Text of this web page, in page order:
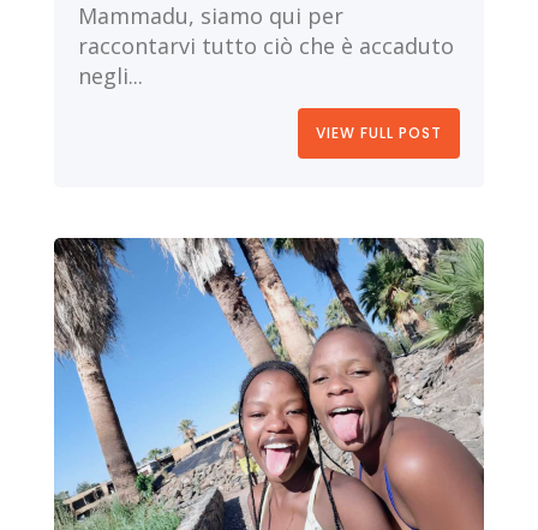
Mammadu, siamo qui per
raccontarvi tutto ciò che è accaduto
negli...
VIEW FULL POST